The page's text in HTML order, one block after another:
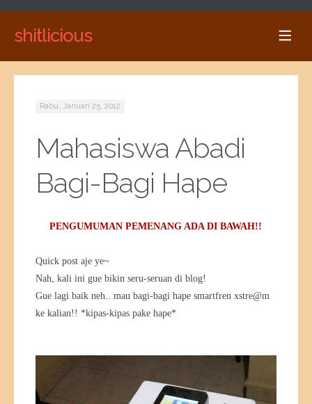
shitlicious
Rabu, Januari 25, 2012
Mahasiswa Abadi
Bagi-Bagi Hape
PENGUMUMAN PEMENANG ADA DI BAWAH!!
Quick post aje ye~
Nah, kali ini gue bikin seru-seruan di blog!
Gue lagi baik neh.. mau bagi-bagi hape smartfren xstre@m
ke kalian!! *kipas-kipas pake hape*